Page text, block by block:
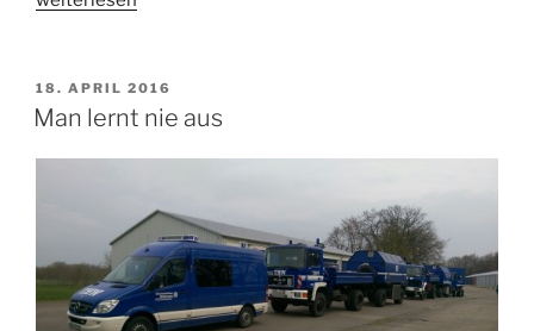
VERÖFFENTLICHT
AM
18. APRIL 2016
Man lernt nie aus